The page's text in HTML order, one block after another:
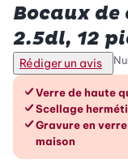
Bocaux de
2.5dl, 12
Rédiger un avis
Les
Verre de haute
Scellage
Gravure en
maison